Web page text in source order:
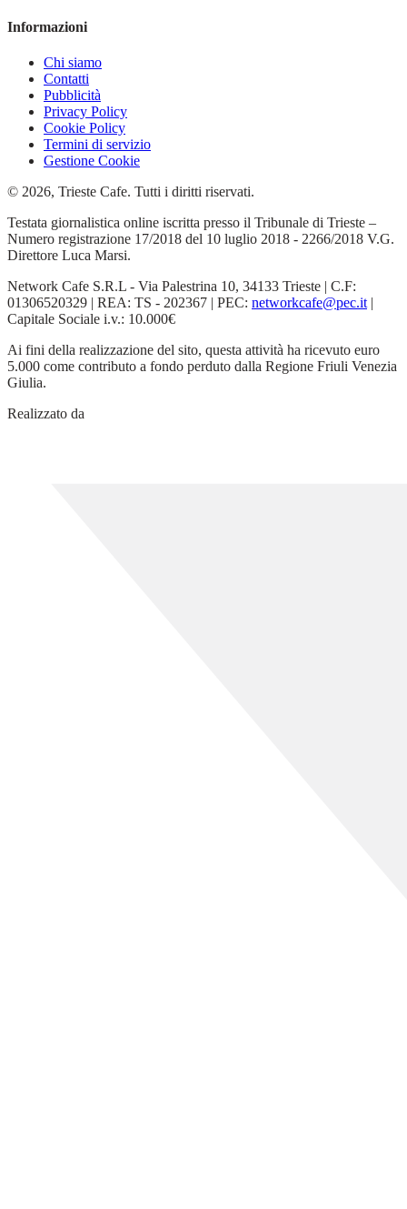
Informazioni
Chi siamo
Contatti
Pubblicità
Privacy Policy
Cookie Policy
Termini di servizio
Gestione Cookie
© 2026, Trieste Cafe. Tutti i diritti riservati.
Testata giornalistica online iscritta presso il Tribunale di Trieste –
Numero registrazione 17/2018 del 10 luglio 2018 - 2266/2018 V.G.
Direttore Luca Marsi.
Network Cafe S.R.L - Via Palestrina 10, 34133 Trieste | C.F:
01306520329 | REA: TS - 202367 | PEC: networkcafe@pec.it |
Capitale Sociale i.v.: 10.000€
Ai fini della realizzazione del sito, questa attività ha ricevuto euro
5.000 come contributo a fondo perduto dalla Regione Friuli Venezia
Giulia.
Realizzato da